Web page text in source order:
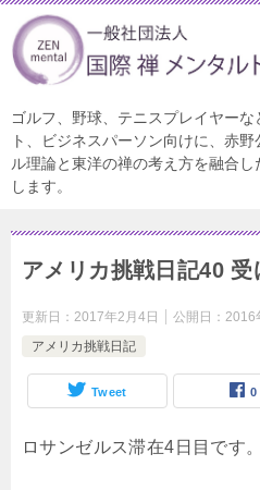
ゴルフ、野球、テニスプレイヤー
ト、ビジネスパーソン向けに、赤
ル理論と東洋の禅の考え方を融合
します。
アメリカ挑戦日記40
更新日： 2017年2月4日 公開日： 2016
アメリカ挑戦日記
Tweet 0
ロサンゼルス滞在4日目です。